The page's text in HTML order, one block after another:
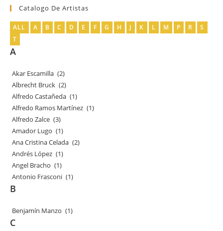
Catalogo De Artistas
ALL A B C D E F G H J K L M P R
S
T
A
Akar Escamilla (2)
Albrecht Bruck (2)
Alfredo Castañeda (1)
Alfredo Ramos Martínez (1)
Alfredo Zalce (3)
Amador Lugo (1)
Ana Cristina Celada (2)
Andrés López (1)
Angel Bracho (1)
Antonio Frasconi (1)
B
Benjamín Manzo (1)
C